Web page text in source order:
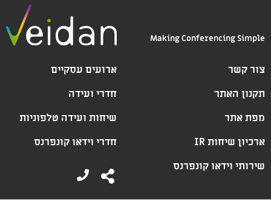
Making Conferencing Simple
צור קשר
תקנון האתר
מפת אתר
ארכיון שיחות IR
שירותי וידאו קונפרנס
ארועים עסקיים
חדרי ועידה
שיחות ועידה טלפוניות
חדרי וידאו קונפרנס